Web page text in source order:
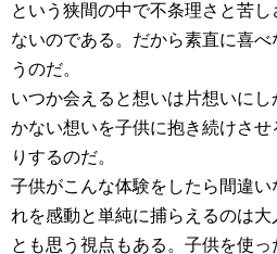
という狭間の中で不条理さと苦
ないのである。だから素直に喜
うのだ。
いつか会えると想いは片想いに
かない想いを子供に抱き続けさ
りするのだ。
子供がこんな体験をしたら間違
れを感動と単純に捕らえるのは
とも思う視点もある。子供を使